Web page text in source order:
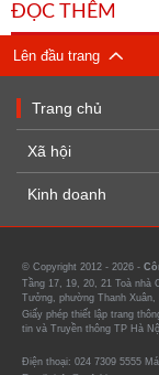
ĐỌC THÊM
Lên đầu trang
Trang chủ
Xã hội
Kinh doanh
© Copyright 2012 - 2026 -
Tầng 17, 19, 20, 21 Toà nhà
Tưởng, phường Thanh Xuân,
Giấy phép thiết lập trang
tin và Truyền thông TP Hà
Điện thoại: 024 7309 5555